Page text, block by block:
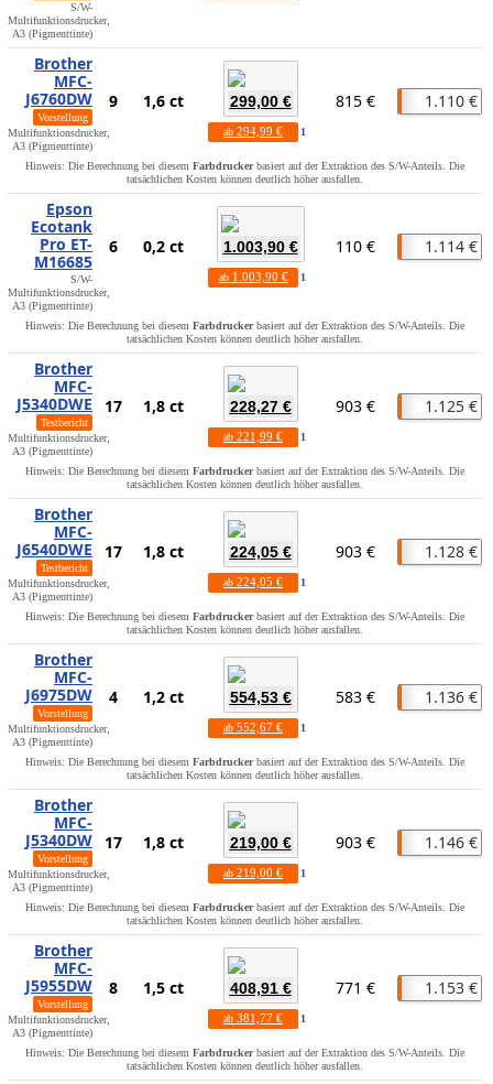
S/W-
Multifunktionsdrucker,
A3 (Pigmenttinte)
Brother
MFC-
J6760DW
Vorstellung
Multifunktionsdrucker,
A3 (Pigmenttinte)
9 1,6 ct 299,00 €
ab 294,99 € 1
815 € 1.110 €
Hinweis: Die Berechnung bei diesem Farbdruckerbasiert auf der Extraktion des S/W-Anteils. Die
tatsächlichen Kosten können deutlich höher ausfallen.
Epson
Ecotank
Pro ET-
M16685
S/W-
Multifunktionsdrucker,
A3 (Pigmenttinte)
6 0,2 ct 1.003,90 €
ab 1.003,90 € 1
110 € 1.114 €
Hinweis: Die Berechnung bei diesem Farbdruckerbasiert auf der Extraktion des S/W-Anteils. Die
tatsächlichen Kosten können deutlich höher ausfallen.
Brother
MFC-
J5340DWE
Testbericht
Multifunktionsdrucker,
A3 (Pigmenttinte)
17 1,8 ct 228,27 €
ab 221,99 € 1
903 € 1.125 €
Hinweis: Die Berechnung bei diesem Farbdruckerbasiert auf der Extraktion des S/W-Anteils. Die
tatsächlichen Kosten können deutlich höher ausfallen.
Brother
MFC-
J6540DWE
Testbericht
Multifunktionsdrucker,
A3 (Pigmenttinte)
17 1,8 ct 224,05 €
ab 224,05 € 1
903 € 1.128 €
Hinweis: Die Berechnung bei diesem Farbdruckerbasiert auf der Extraktion des S/W-Anteils. Die
tatsächlichen Kosten können deutlich höher ausfallen.
Brother
MFC-
J6975DW
Vorstellung
Multifunktionsdrucker,
A3 (Pigmenttinte)
4 1,2 ct 554,53 €
ab 552,67 € 1
583 € 1.136 €
Hinweis: Die Berechnung bei diesem Farbdruckerbasiert auf der Extraktion des S/W-Anteils. Die
tatsächlichen Kosten können deutlich höher ausfallen.
Brother
MFC-
J5340DW
Vorstellung
Multifunktionsdrucker,
A3 (Pigmenttinte)
17 1,8 ct 219,00 €
ab 219,00 € 1
903 € 1.146 €
Hinweis: Die Berechnung bei diesem Farbdruckerbasiert auf der Extraktion des S/W-Anteils. Die
tatsächlichen Kosten können deutlich höher ausfallen.
Brother
MFC-
J5955DW
Vorstellung
Multifunktionsdrucker,
A3 (Pigmenttinte)
8 1,5 ct 408,91 €
ab 381,77 € 1
771 € 1.153 €
Hinweis: Die Berechnung bei diesem Farbdruckerbasiert auf der Extraktion des S/W-Anteils. Die
tatsächlichen Kosten können deutlich höher ausfallen.